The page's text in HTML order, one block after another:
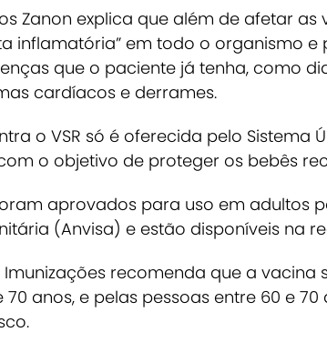
Zanon explica que além de afetar as
inflamatória” em todo o organismo e
que o paciente já tenha, como
cardíacos e derrames.
o VSR só é oferecida pelo Sistema
o objetivo de proteger os bebês
aprovados para uso em adultos
(Anvisa) e estão disponíveis na
Imunizações recomenda que a vacina
anos, e pelas pessoas entre 60 e 70